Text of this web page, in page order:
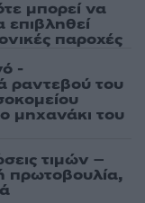
μπορεί να
παροχές
-
ραντεβού του
μηχανάκι του
τιμών –
πρωτοβουλία,